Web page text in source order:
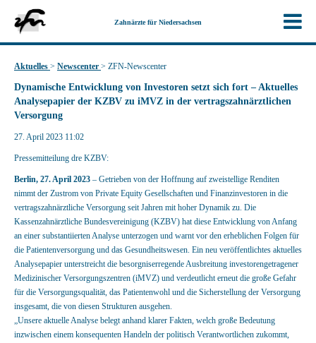
Zahnärzte für Niedersachsen
Aktuelles > Newscenter > ZFN-Newscenter
Dynamische Entwicklung von Investoren setzt sich fort – Aktuelles
Analysepapier der KZBV zu iMVZ in der vertragszahnärztlichen
Versorgung
27. April 2023 11:02
Pressemitteilung dre KZBV:
Berlin, 27. April 2023 – Getrieben von der Hoffnung auf zweistellige Renditen
nimmt der Zustrom von Private Equity Gesellschaften und Finanzinvestoren in die
vertragszahnärztliche Versorgung seit Jahren mit hoher Dynamik zu. Die
Kassenzahnärztliche Bundesvereinigung (KZBV) hat diese Entwicklung von Anfang
an einer substantiierten Analyse unterzogen und warnt vor den erheblichen Folgen für
die Patientenversorgung und das Gesundheitswesen. Ein neu veröffentlichtes aktuelles
Analysepapier unterstreicht die besorgniserregende Ausbreitung investorengetragener
Medizinischer Versorgungszentren (iMVZ) und verdeutlicht erneut die große Gefahr
für die Versorgungsqualität, das Patientenwohl und die Sicherstellung der Versorgung
insgesamt, die von diesen Strukturen ausgehen.
„Unsere aktuelle Analyse belegt anhand klarer Fakten, welch große Bedeutung
inzwischen einem konsequenten Handeln der politisch Verantwortlichen zukommt,